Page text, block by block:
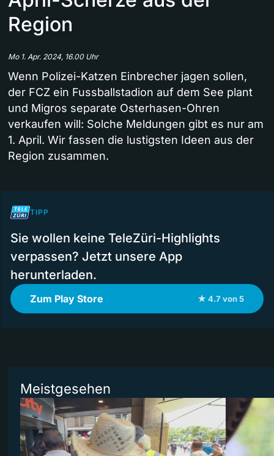
Region
Mo 1. Apr. 2024, 16.00 Uhr
Wenn Polizei-Katzen Einbrecher jagen sollen,
der FCZ ein Fussballstadion auf dem See plant
und Migros separate Osterhasen-Ohren
verkaufen will: Solche Meldungen gibt es nur am
1. April. Wir fassen die lustigsten Ideen aus der
Region zusammen.
TIPP
Sie wollen keine TeleZüri-Highlights
verpassen? Jetzt unsere App
herunterladen.
Zum Play Store ★ 4.7 von 5
Meistgesehen